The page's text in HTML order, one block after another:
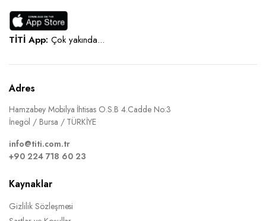
TİTİ App: Çok yakında...
Adres
Hamzabey Mobilya İhtisas O.S.B 4.Cadde No:3
İnegöl / Bursa / TÜRKİYE
info@titi.com.tr
+90 224 718 60 23
Kaynaklar
Gizlilik Sözleşmesi